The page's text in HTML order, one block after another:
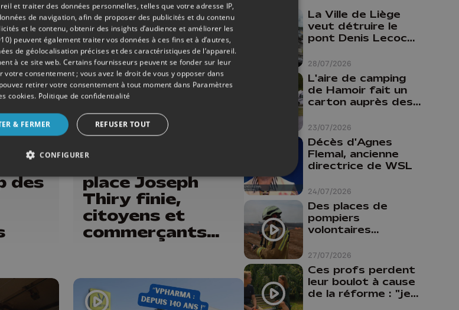
des
place Joseph
Thiry finie,
citoyens et
commerçants
28/07/2026
La Ville de Liège
veut détruire le
pont Denis Lecocq
budget pour le
faire
23/07/2026
L'aire de camping
de Hamoir fait un
carton auprès des
24/07/2026
Décès d'Agnes
Flemal, ancienne
directrice de WSL
27/07/2026
Des places de
pompiers
volontaires
province de Liège :
"Un citoyen qui
n'est formé ne
peut pas nous
aider"
Ces profs perdent
leur boulot à cause
de la réforme : "je
et traiter des données personnelles, telles que votre adresse IP,
de navigation, afin de proposer des publicités et du contenu
et le contenu, obtenir des insights d’audience et améliorer les
peuvent également traiter vos données à ces fins et à d’autres,
de géolocalisation précises et des caractéristiques de l’appareil.
à ce site web. Certains fournisseurs peuvent se fonder sur leur
consentement ; vous avez le droit de vous y opposer dans
retirer votre consentement à tout moment dans Paramètres
cookies. Politique de confidentialité
& FERMER REFUSER TOUT
CONFIGURER